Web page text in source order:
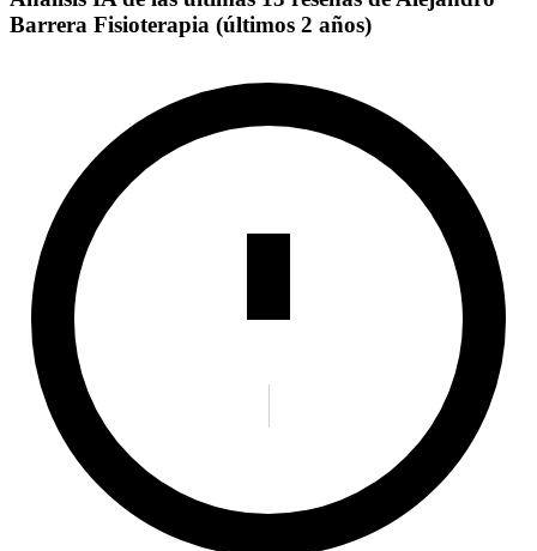
Barrera Fisioterapia (últimos 2 años)